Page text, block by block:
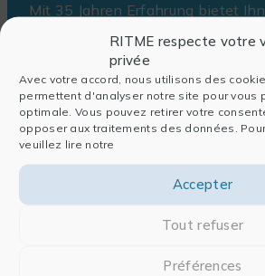
RITME respecte votre
privée
Avec votre accord, nous utilisons des
permettent d'analyser notre site pour vous
optimale. Vous pouvez retirer votre
opposer aux traitements des données.
veuillez lire notre
Accepter
Tout refuser
Préférences
Mit 35 Jahren Erfahrung bietet
Branchensoftwarerund um die
Verwaltung und Auswertung
Daten.
360°-Lösungen für Ihre